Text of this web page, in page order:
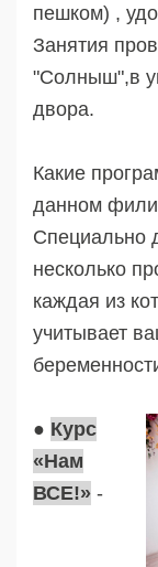
пешком) ,
Занятия
"Солныш",в
двора.
Какие
данном
Специально
несколько
каждая из
учитывает
● Курс
«Нам
ВСЕ!» -